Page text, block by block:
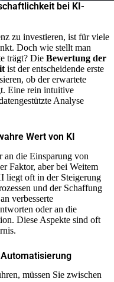
bei KI-
zu investieren, ist für viele
Doch wie stellt man
trägt? Die Bewertung der
ist der entscheidende erste
ob der erwartete
Eine rein intuitive
Analyse
Wert von KI
an die Einsparung von
Faktor, aber bei Weitem
liegt oft in der Steigerung
und der Schaffung
verbesserte
oder an die
Diese Aspekte sind oft
müssen Sie zwischen